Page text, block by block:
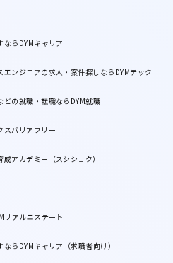
らDYMキャリア
ンジニアの求人・案件探しならDYMテック
の就職・転職ならDYM就職
スバリアフリー
アカデミー（スシショク）
リアルエステート
らDYMキャリア（求職者向け）